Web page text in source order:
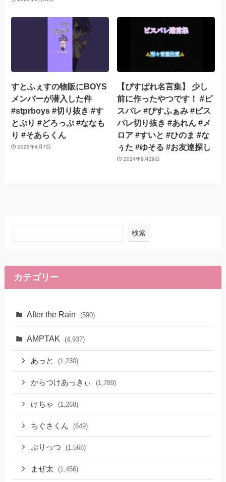
すとふぇすの物販にBOYS
メンバーが潜入した件
#stprboys #切り抜き #す
とぷり #どろっぷ #ななも
り #そあらくん
2025年4月7日
【ぴすぱれ名言集】 少し
前に作ったやつです！ #ピ
スパレ #ぴすふぁみ #ピス
パレ切り抜き #あれん #メ
ロア #すいと #ひのま #な
ぅた #ゆそる #お友達探し
2024年9月29日
検索
カテゴリー
After the Rain (590)
AMPTAK (4,937)
あっと (1,230)
からつけあっきぃ (1,789)
けちゃ (1,268)
ちぐさくん (649)
ぷりっつ (1,568)
まぜ太 (1,456)